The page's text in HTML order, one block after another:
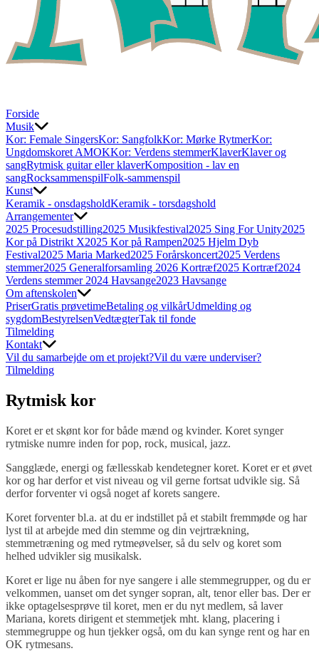
Forside
Musik
Kor: Female SingersKor: SangfolkKor: Mørke RytmerKor:
Ungdomskoret AMOKKor: Verdens stemmerKlaverKlaver og
sangRytmisk guitar eller klaverKomposition - lav en
sangRocksammenspilFolk-sammenspil
Kunst
Keramik - onsdagsholdKeramik - torsdagshold
Arrangementer
2025 Procesudstilling2025 Musikfestival2025 Sing For Unity2025
Kor på Distrikt X2025 Kor på Rampen2025 Hjelm Dyb
Festival2025 Maria Marked2025 Forårskoncert2025 Verdens
stemmer2025 Generalforsamling 2026 Kortræf2025 Kortræf2024
Verdens stemmer 2024 Havsange2023 Havsange
Om aftenskolen
PriserGratis prøvetimeBetaling og vilkårUdmelding og
sygdomBestyrelsenVedtægterTak til fonde
Tilmelding
Kontakt
Vil du samarbejde om et projekt?Vil du være underviser?
Tilmelding
Rytmisk kor
Koret er et skønt kor for både mænd og kvinder. Koret synger
rytmiske numre inden for pop, rock, musical, jazz.
Sangglæde, energi og fællesskab kendetegner koret. Koret er et øvet
kor og har derfor et vist niveau og vil gerne fortsat udvikle sig. Så
derfor forventer vi også noget af korets sangere.
Koret forventer bl.a. at du er indstillet på et stabilt fremmøde og har
lyst til at arbejde med din stemme og din vejrtrækning,
stemmetræning og med rytmeøvelser, så du selv og koret som
helhed udvikler sig musikalsk.
Koret er lige nu åben for nye sangere i alle stemmegrupper, og du er
velkommen, uanset om det synger sopran, alt, tenor eller bas. Der er
ikke optagelsesprøve til koret, men er du nyt medlem, så laver
Mariana, korets dirigent et stemmetjek mht. klang, placering i
stemmegruppe og hun tjekker også, om du kan synge rent og har en
OK rytmesans.